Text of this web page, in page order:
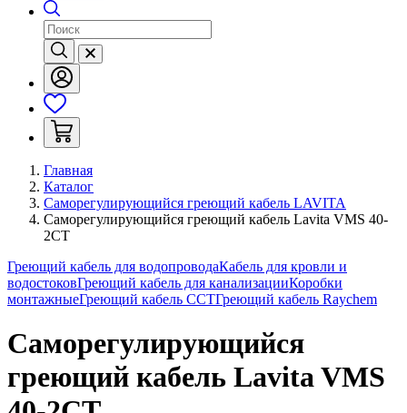
Главная
Каталог
Саморегулирующийся греющий кабель LAVITA
Саморегулирующийся греющий кабель Lavita VMS 40-
2CT
Греющий кабель для водопроводаКабель для кровли и
водостоковГреющий кабель для канализацииКоробки
монтажныеГреющий кабель ССТГреющий кабель Raychem
Саморегулирующийся
греющий кабель Lavita VMS